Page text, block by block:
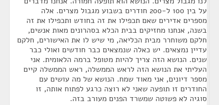
על בין 100 ל-200 חודרים בשבוע מגבול מצרים. אלה
מספרים אדירים שאם תכפילו את זה בחודש ותכפילו את זה
בשנה, אנחנו מחזיקים בבית הכלא בסהרונים מאות אנשים,
חלקם משוחרר מבית הכליאה, מי שיש לו את האישורים, חלקם
עדיין נמצאים. יש כאלה שנמצאים כבר חודשים ואולי כבר
שנים. הנושא הזה צריך להיות מטופל ברמה הלאומית. אני
העליתי את הנושא הזה לראש הממשלה, ראש הממשלה קיים
מספר דיונים, אני מאוד שמח. הנושא של מה עושים עם
החודרים זו תופעה שאני לא רוצה כרגע לפתוח אותה, זו
סוגיה לא פשוטה שמשרד הפנים מעורב בזה.